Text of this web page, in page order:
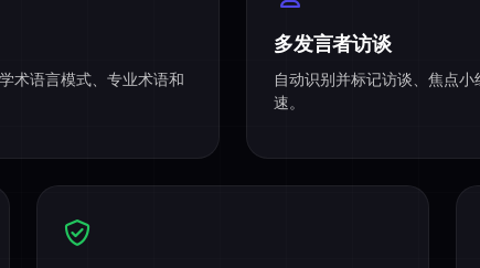
术语言模式、专业术语和
多发言者访谈
自动识别并标记访谈、焦点
速。